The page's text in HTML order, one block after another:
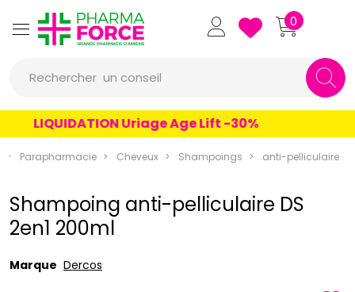
Pharmaforce Grande Pharmacie
0
Rechercher
une marque
un conseil
un produit
une marque
LIQUIDATION Uriage Age Lift -30%
Parapharmacie Cheveux Shampoings anti-pelliculaire
Shampoing anti-pelliculaire DS
2en1 200ml
Marque Dercos